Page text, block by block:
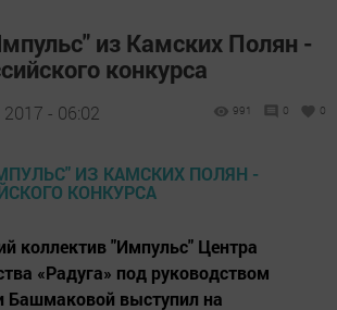
из Камских Полян -
конкурса
- 06:02 991 0 0
коллектив "Импульс" Центра
«Радуга» под руководством
Башмаковой выступил на